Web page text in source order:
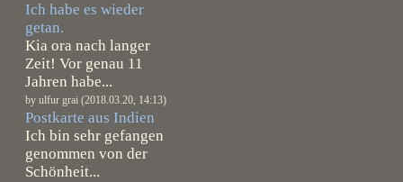
Ich habe es wieder
getan.
Kia ora nach langer
Zeit! Vor genau 11
Jahren habe...
by ulfur grai (2018.03.20, 14:13)
Postkarte aus Indien
Ich bin sehr gefangen
genommen von der
Schönheit...